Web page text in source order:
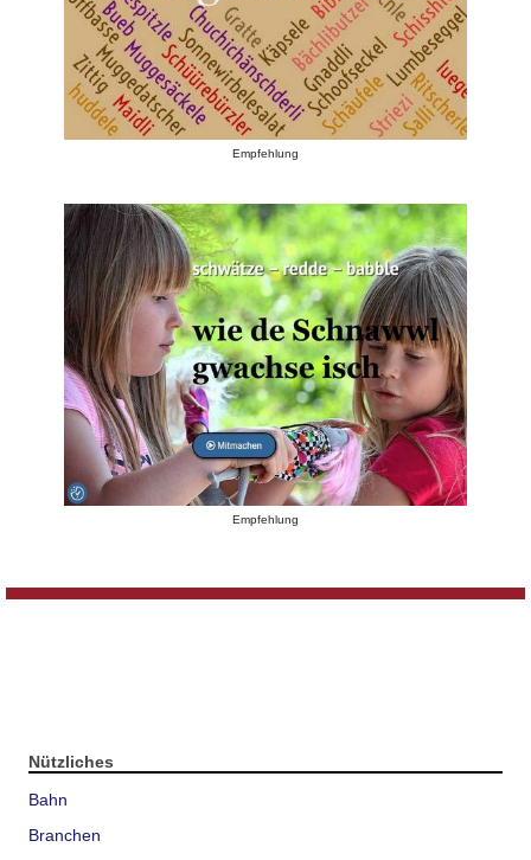
Empfehlung
Empfehlung
Nützliches
Bahn
Branchen